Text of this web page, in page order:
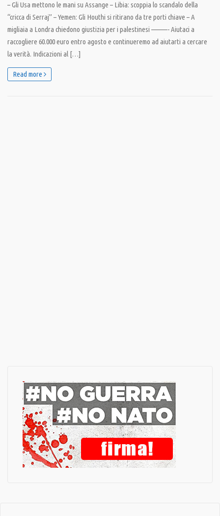
– Gli Usa mettono le mani su Assange – Libia: scoppia lo scandalo della
“cricca di Serraj” – Yemen: Gli Houthi si ritirano da tre porti chiave – A
migliaia a Londra chiedono giustizia per i palestinesi ———- Aiutaci a
raccogliere 60.000 euro entro agosto e continueremo ad aiutarti a cercare
la verità. Indicazioni al […]
Read more